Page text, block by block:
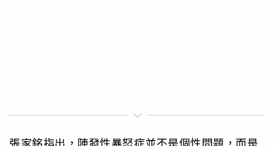
張家銘指出，陣發性暴怒症並不是個性問題，而是